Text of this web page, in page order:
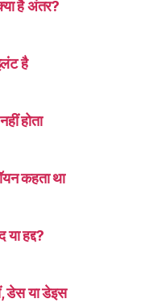
है अंतर?
है
होता
कहता था
हद्द?
डेस या डेइस